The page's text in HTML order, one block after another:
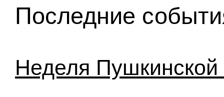
Последние
Неделя Пушкинской